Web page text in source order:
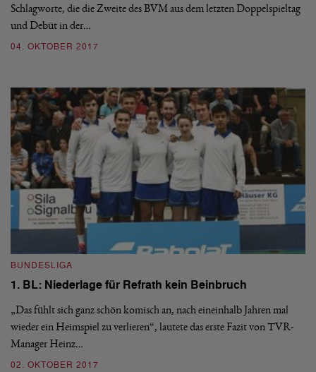
Schlagworte, die die Zweite des BVM aus dem letzten Doppelspieltag
und Debüt in der…
04. OKTOBER 2017
BUNDESLIGA
1. BL: Niederlage für Refrath kein Beinbruch
„Das fühlt sich ganz schön komisch an, nach eineinhalb Jahren mal
wieder ein Heimspiel zu verlieren“, lautete das erste Fazit von TVR-
Manager Heinz…
02. OKTOBER 2017